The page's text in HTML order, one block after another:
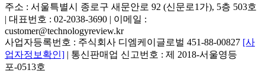
주소 : 서울특별시 종로구 새문안로 92 (신문로1가), 5층 503호
| 대표번호 : 02-2038-3690 | 이메일 :
customer@technologyreview.kr
사업자등록번호 : 주식회사 디엠케이글로벌 451-88-00827 [사
업자정보확인] | 통신판매업 신고번호 : 제 2018-서울영등
포-0513호